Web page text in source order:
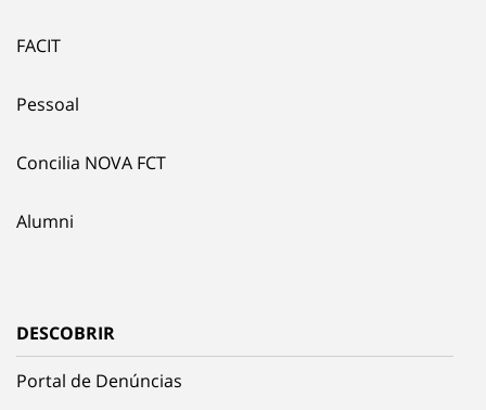
FACIT
Pessoal
Concilia NOVA FCT
Alumni
DESCOBRIR
Portal de Denúncias